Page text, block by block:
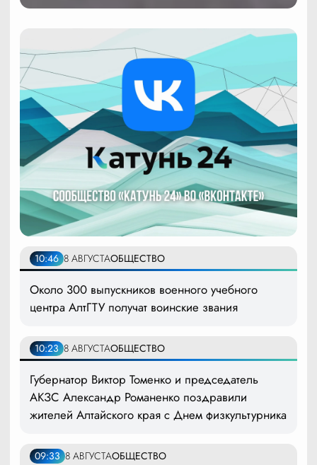
10:46 8 АВГУСТАОБЩЕСТВО
Около 300 выпускников военного учебного
центра АлтГТУ получат воинские звания
10:23 8 АВГУСТАОБЩЕСТВО
Губернатор Виктор Томенко и председатель
АКЗС Александр Романенко поздравили
жителей Алтайского края с Днем физкультурника
09:33 8 АВГУСТАОБЩЕСТВО